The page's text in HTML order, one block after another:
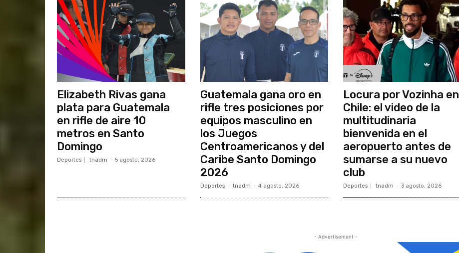
Elizabeth Rivas gana
plata para Guatemala
en rifle de aire 10
metros en Santo
Domingo
Deportes tnadm - 5 agosto, 2026
Guatemala gana oro en
rifle tres posiciones por
equipos masculino en
los Juegos
Centroamericanos y del
Caribe Santo Domingo
2026
Deportes tnadm - 4 agosto, 2026
Locura por Vozinha en
Chile: el video de la
multitudinaria
bienvenida en el
aeropuerto antes de
sumarse a su nuevo
club
Deportes tnadm - 3 agosto, 2026
- Advertisement -